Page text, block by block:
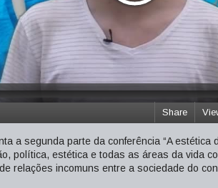
Share
a segunda parte da conferência “A
política, estética e todas as áreas da vida
relações incomuns entre a sociedade do